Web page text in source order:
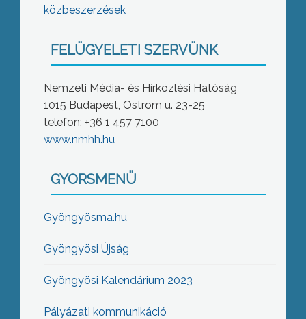
közbeszerzések
FELÜGYELETI SZERVÜNK
Nemzeti Média- és Hírközlési Hatóság
1015 Budapest, Ostrom u. 23-25
telefon: +36 1 457 7100
www.nmhh.hu
GYORSMENÜ
Gyöngyösma.hu
Gyöngyösi Újság
Gyöngyösi Kalendárium 2023
Pályázati kommunikáció